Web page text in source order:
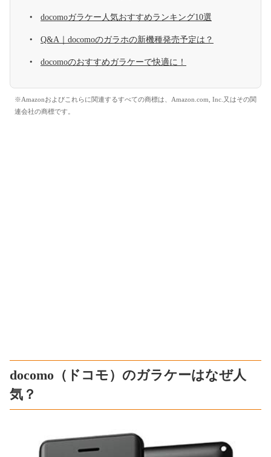
docomoガラケー人気おすすめランキング10選
Q&A｜docomoのガラホの新機種発売予定は？
docomoのおすすめガラケーで快適に！
※Amazonおよびこれらに関連するすべての商標は、Amazon.com, Inc.又はその関
連会社の商標です。
docomo（ドコモ）のガラケーはなぜ人
気？